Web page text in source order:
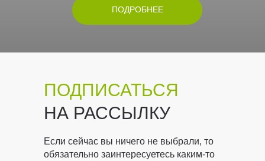
ПОДРОБНЕЕ
ПОДПИСАТЬСЯ
НА РАССЫЛКУ
Если сейчас вы ничего не выбрали, то
обязательно заинтересуетесь каким-то